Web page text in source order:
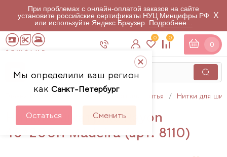
При проблемах с онлайн-оплатой заказов на сайте
установите российские сертификаты НУЦ Минцифры РФ
или используйте Яндекс.Браузер. Подробнее...
X
Мы определили ваш регион
как Санкт-Петербург
Остаться Сменить
0 0
0
Аксессуары для шитья Нитки для
Нитки в шкатулке Rayon
48*200м Madeira (арт. 8110)